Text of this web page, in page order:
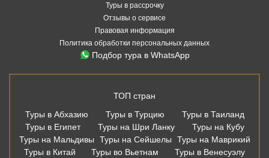
Туры в рассрочку
Отзывы о сервисе
Правовая информация
Политика обработки персональных данных
Подбор тура в WhatsApp
ТОП стран
Туры в Абхазию
Туры в Турцию
Туры в Таиланд
Туры в Египет
Туры на Шри Ланку
Туры на Кубу
Туры на Мальдивы
Туры на Сейшелы
Туры на Маврикий
Туры в Китай
Туры во Вьетнам
Туры в Венесуэлу